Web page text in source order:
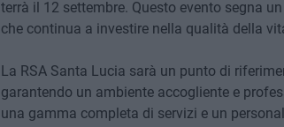
terrà il 12 settembre. Questo evento segna
che continua a investire nella qualità della
La RSA Santa Lucia sarà un punto di
garantendo un ambiente accogliente e
una gamma completa di servizi e un